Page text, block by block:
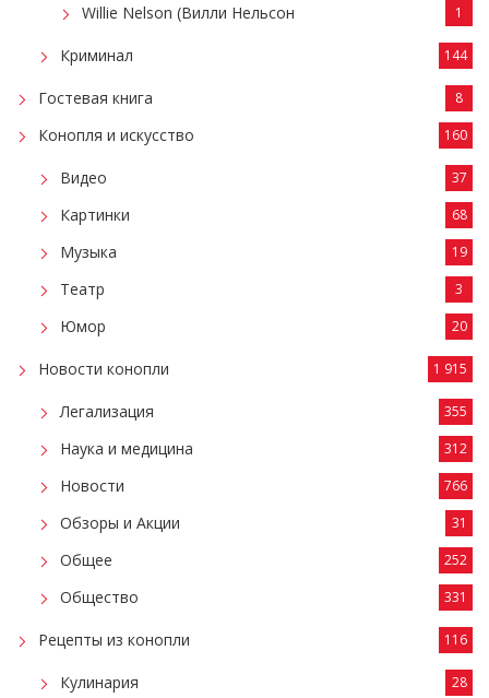
Willie Nelson (Вилли Нельсон 1
Криминал 144
Гостевая книга 8
Конопля и искусство 160
Видео 37
Картинки 68
Музыка 19
Театр 3
Юмор 20
Новости конопли 1 915
Легализация 355
Наука и медицина 312
Новости 766
Обзоры и Акции 31
Общее 252
Общество 331
Рецепты из конопли 116
Кулинария 28